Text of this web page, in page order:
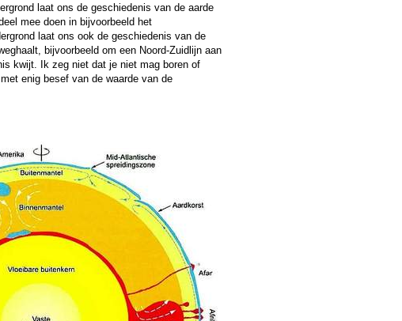
laat ons de geschiedenis van de aarde
mee doen in bijvoorbeeld het
laat ons ook de geschiedenis van de
bijvoorbeeld om een Noord-Zuidlijn aan
kwijt. Ik zeg niet dat je niet mag boren of
enig besef van de waarde van de